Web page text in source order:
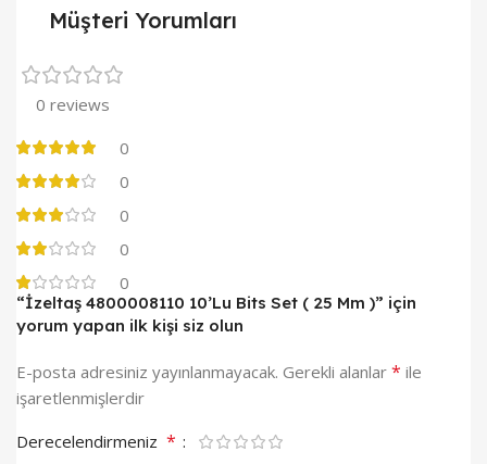
Müşteri Yorumları
0 reviews
0
0
0
0
0
“İzeltaş 4800008110 10’Lu Bits Set ( 25 Mm )” için
yorum yapan ilk kişi siz olun
E-posta adresiniz yayınlanmayacak. Gerekli alanlar * ile
işaretlenmişlerdir
Derecelendirmeniz *